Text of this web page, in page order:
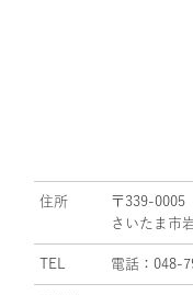
住所
〒339-0005
さいたま市
TEL 電話：048-